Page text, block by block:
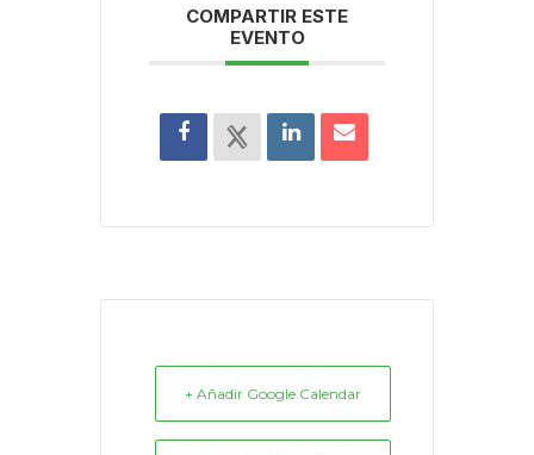
COMPARTIR ESTE
EVENTO
+ Añadir Google Calendar